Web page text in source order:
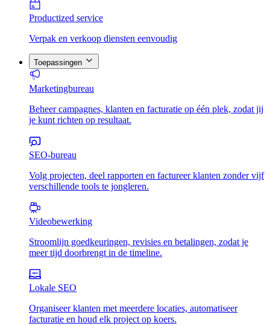
Productized service
Verpak en verkoop diensten eenvoudig
Toepassingen
Marketingbureau
Beheer campagnes, klanten en facturatie op één plek, zodat jij
je kunt richten op resultaat.
SEO-bureau
Volg projecten, deel rapporten en factureer klanten zonder vijf
verschillende tools te jongleren.
Videobewerking
Stroomlijn goedkeuringen, revisies en betalingen, zodat je
meer tijd doorbrengt in de timeline.
Lokale SEO
Organiseer klanten met meerdere locaties, automatiseer
facturatie en houd elk project op koers.